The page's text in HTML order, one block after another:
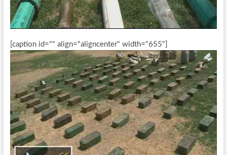
[caption id="" align="aligncenter" width="655"]